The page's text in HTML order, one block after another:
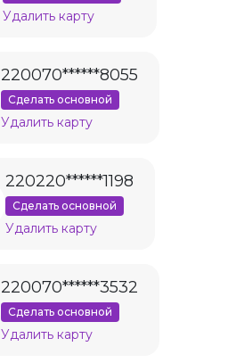
Удалить карту
220070******8055
Сделать основной
Удалить карту
220220******1198
Сделать основной
Удалить карту
220070******3532
Сделать основной
Удалить карту